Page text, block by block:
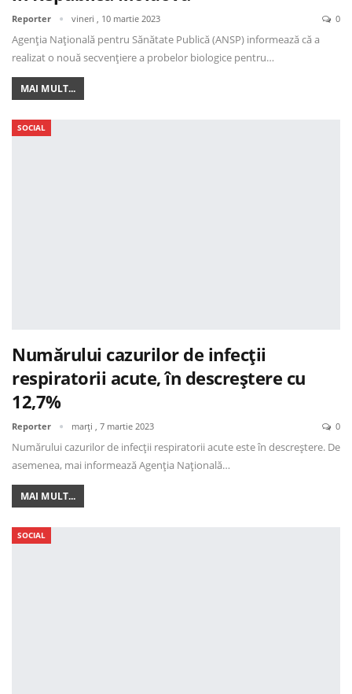
Reporter vineri , 10 martie 2023 0
Agenția Națională pentru Sănătate Publică (ANSP) informează că a
realizat o nouă secvențiere a probelor biologice pentru…
MAI MULT...
SOCIAL
Numărului cazurilor de infecții
respiratorii acute, în descreștere cu
12,7%
Reporter marți , 7 martie 2023 0
Numărului cazurilor de infecții respiratorii acute este în descreștere. De
asemenea, mai informează Agenția Națională…
MAI MULT...
SOCIAL